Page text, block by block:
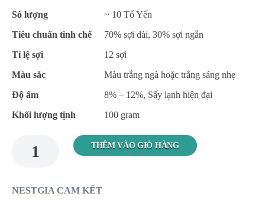
Số lượng
~ 10 Tổ Yến
Tiêu chuẩn tinh chế
70% sợi dài, 30% sợi ngắn
Tỉ lệ sợi
12 sợi
Màu sắc
Màu trắng ngà hoặc trắng sáng nhẹ
Độ ẩm
8% – 12%, Sấy lạnh hiện đại
Khối lượng tịnh
100 gram
THÊM VÀO GIỎ HÀNG
NESTGIA CAM KẾT